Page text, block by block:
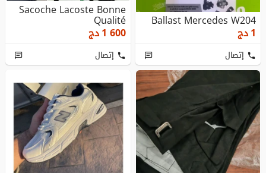
Ballast Mercedes W204
1دج
إتصال
Sacoche Lacoste Bonne
Qualité
1 600دج
إتصال